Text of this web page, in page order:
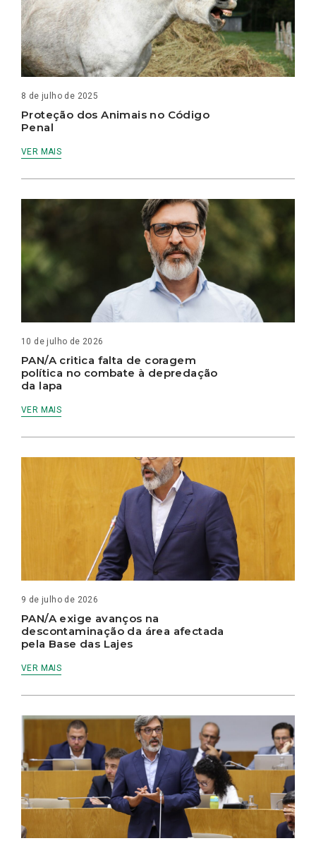
8 de julho de 2025
Proteção dos Animais no Código
Penal
VER MAIS
10 de julho de 2026
PAN/A critica falta de coragem
política no combate à depredação
da lapa
VER MAIS
9 de julho de 2026
PAN/A exige avanços na
descontaminação da área afectada
pela Base das Lajes
VER MAIS